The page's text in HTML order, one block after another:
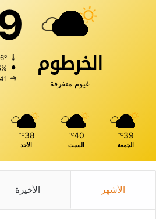
الخرطوم
غيوم متفرقة
4.41
39
℃
الجمعة
40
℃
السبت
38
℃
الأحد
الأشهر الأخيرة